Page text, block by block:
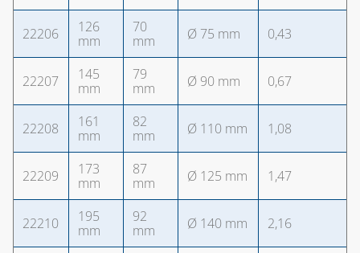
22206
126
mm
70
mm
Ø 75 mm 0,43
22207
145
mm
79
mm
Ø 90 mm 0,67
22208
161
mm
82
mm
Ø 110 mm 1,08
22209
173
mm
87
mm
Ø 125 mm 1,47
22210
195
mm
92
mm
Ø 140 mm 2,16